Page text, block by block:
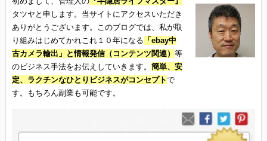
タツヤと申します。当サイトにアクセスいただき
ありがとうございます。このブログでは、私が取
り組みはじめてかれこれ１０年になる 「ebay中
古カメラ輸出」と情報発信（コンテンツ関連） 等
のビジネス手法をお伝えしていきます。 簡単、安
定、ラクチンなひとりビジネスがコンセプトで
す。もちろん副業も可能です。